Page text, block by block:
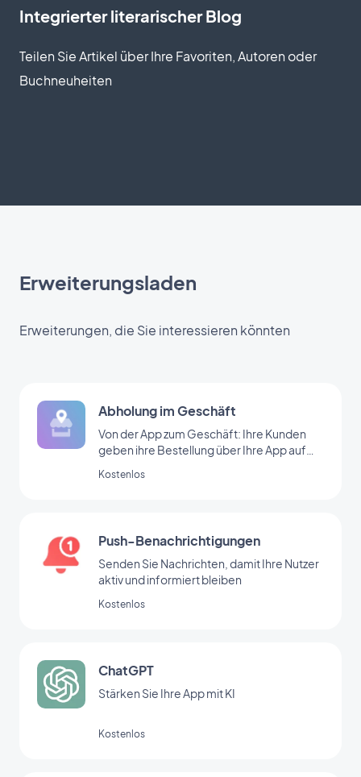
Integrierter literarischer Blog
Teilen Sie Artikel über Ihre Favoriten, Autoren oder
Buchneuheiten
Erweiterungsladen
Erweiterungen, die Sie interessieren könnten
Abholung im Geschäft
Von der App zum Geschäft: Ihre Kunden
geben ihre Bestellung über Ihre App auf
abzuholen.
Kostenlos
Push-Benachrichtigungen
Senden Sie Nachrichten, damit Ihre Nutzer
aktiv und informiert bleiben
Kostenlos
ChatGPT
Stärken Sie Ihre App mit KI
Kostenlos